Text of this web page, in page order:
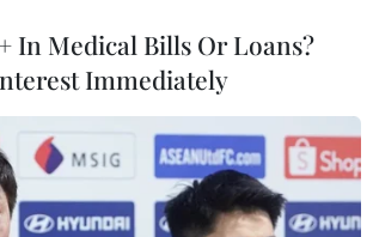
In Medical Bills Or Loans?
Immediately